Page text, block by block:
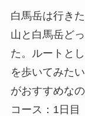
白馬岳は行き
山と白馬岳ど
た。ルートと
を歩いてみた
がおすすめな
コース：1日